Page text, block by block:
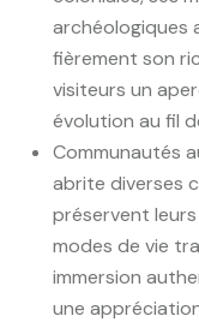
archéologiques
fièrement son
visiteurs un
évolution au fil
Communautés
abrite diverses
préservent
modes de vie
immersion
une